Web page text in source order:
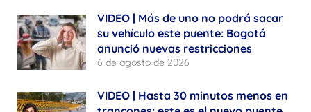
VIDEO | Más de uno no podrá sacar
su vehículo este puente: Bogotá
anunció nuevas restricciones
6 de agosto de 2026
VIDEO | Hasta 30 minutos menos en